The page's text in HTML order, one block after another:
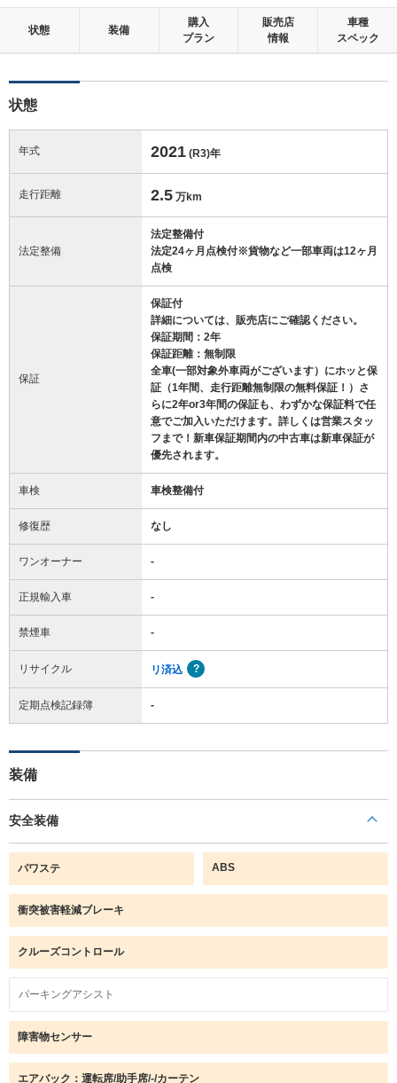
外装：
補修の必要な目立つ損傷がないこと
状態 装備
購入
プラン
販売店
情報
車種
スペック
状態
年式 2021 (R3)年
走行距離 2.5 万km
法定整備
法定整備付
法定24ヶ月点検付※貨物など一部車両は12ヶ月
点検
保証
保証付
詳細については、販売店にご確認ください。
保証期間：2年
保証距離：無制限
全車(一部対象外車両がございます）にホッと保
証（1年間、走行距離無制限の無料保証！）さ
らに2年or3年間の保証も、わずかな保証料で任
意でご加入いただけます。詳しくは営業スタッ
フまで！新車保証期間内の中古車は新車保証が
優先されます。
車検 車検整備付
修復歴 なし
ワンオーナー -
正規輸入車 -
禁煙車 -
リサイクル リ済込
定期点検記録簿 -
装備
安全装備
パワステ ABS
衝突被害軽減ブレーキ
クルーズコントロール
パーキングアシスト
障害物センサー
エアバック：運転席/助手席/-/カーテン